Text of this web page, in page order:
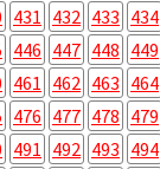
431 432 433 434
446 447 448 449
461 462 463 464
476 477 478 479
491 492 493 494